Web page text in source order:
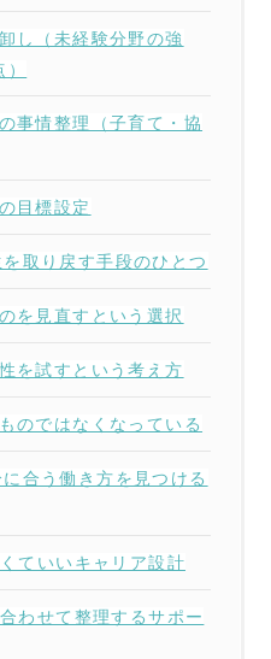
し（未経験分野の強
事情整理（子育て・協
目標設定
取り戻す手段のひとつ
を見直すという選択
を試すという考え方
のではなくなっている
合う働き方を見つける
ていいキャリア設計
わせて整理するサポー